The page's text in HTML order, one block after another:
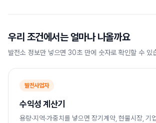
우리 조건에서는 얼마나 나올까요
발전소 정보만 넣으면 30초 만에 숫자로 확인할 수 있
발전사업자
수익성 계산기
용량·지역·가중치를 넣으면 장기계약, 현물시장, 기